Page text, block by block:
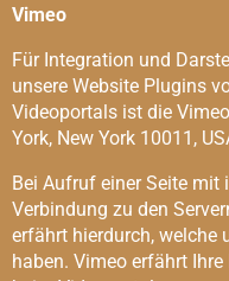
Vimeo
Für Integration und
unsere Website Plugins
Videoportals ist die
York, New York 10011,
Bei Aufruf einer Seite mit
Verbindung zu den
erfährt hierdurch, welche
haben. Vimeo erfährt